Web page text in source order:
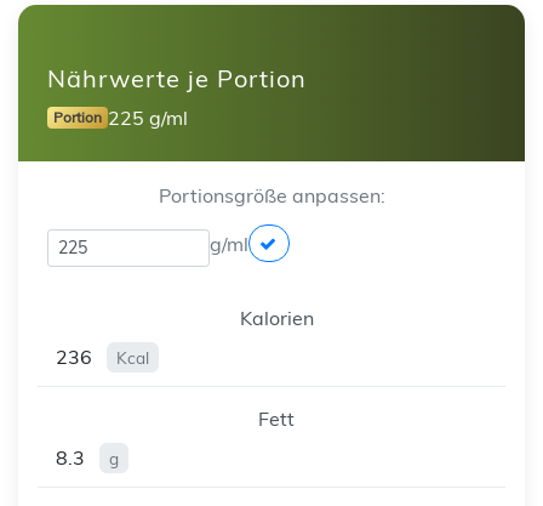
Nährwerte je Portion
Portion 225 g/ml
Portionsgröße anpassen:
g/ml
Kalorien
236
Kcal
Fett
8.3
g